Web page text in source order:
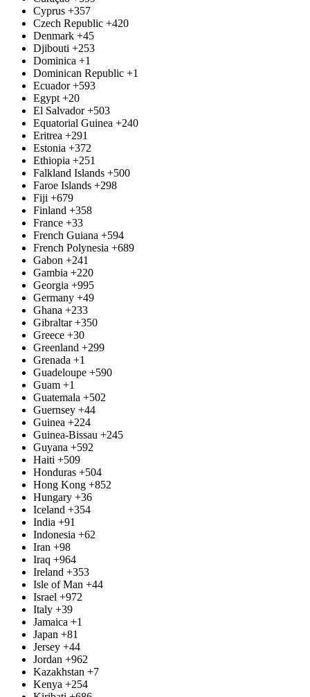
Cyprus +357
Czech Republic +420
Denmark +45
Djibouti +253
Dominica +1
Dominican Republic +1
Ecuador +593
Egypt +20
El Salvador +503
Equatorial Guinea +240
Eritrea +291
Estonia +372
Ethiopia +251
Falkland Islands +500
Faroe Islands +298
Fiji +679
Finland +358
France +33
French Guiana +594
French Polynesia +689
Gabon +241
Gambia +220
Georgia +995
Germany +49
Ghana +233
Gibraltar +350
Greece +30
Greenland +299
Grenada +1
Guadeloupe +590
Guam +1
Guatemala +502
Guernsey +44
Guinea +224
Guinea-Bissau +245
Guyana +592
Haiti +509
Honduras +504
Hong Kong +852
Hungary +36
Iceland +354
India +91
Indonesia +62
Iran +98
Iraq +964
Ireland +353
Isle of Man +44
Israel +972
Italy +39
Jamaica +1
Japan +81
Jersey +44
Jordan +962
Kazakhstan +7
Kenya +254